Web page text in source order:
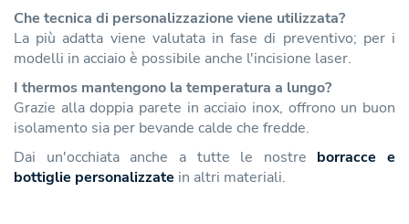
Che tecnica di personalizzazione viene utilizzata?
La più adatta viene valutata in fase di preventivo; per i
modelli in acciaio è possibile anche l'incisione laser.
I thermos mantengono la temperatura a lungo?
Grazie alla doppia parete in acciaio inox, offrono un buon
isolamento sia per bevande calde che fredde.
Dai un'occhiata anche a tutte le nostre borracce e
bottiglie personalizzate in altri materiali.